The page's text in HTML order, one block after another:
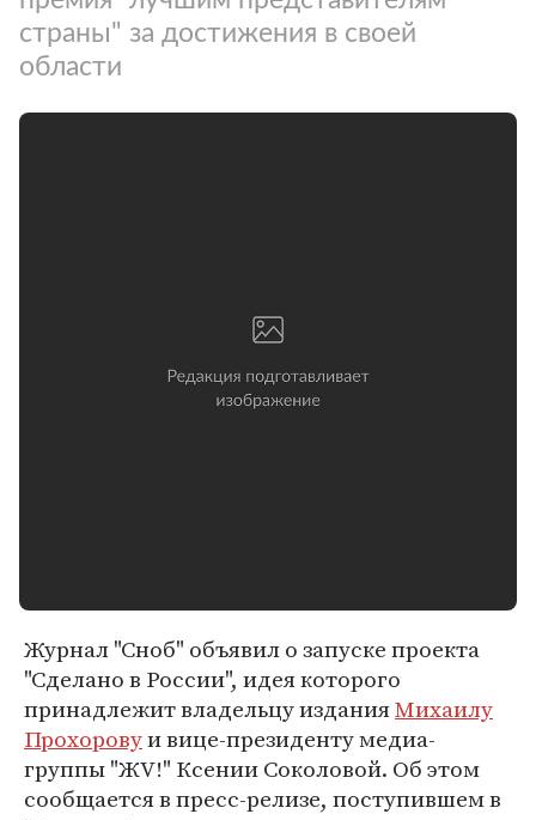
страны" за достижения в своей
области
Журнал "Сноб" объявил о запуске проекта
"Сделано в России", идея которого
принадлежит владельцу изданияМихаилу
Прохоровуи вице-президенту медиа-
группы "ЖV!" Ксении Соколовой. Об этом
сообщается в пресс-релизе, поступившем в